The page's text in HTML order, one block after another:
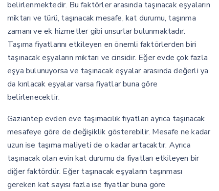
belirlenmektedir. Bu faktörler arasında taşınacak eşyaların
miktarı ve türü, taşınacak mesafe, kat durumu, taşınma
zamanı ve ek hizmetler gibi unsurlar bulunmaktadır.
Taşıma fiyatlarını etkileyen en önemli faktörlerden biri
taşınacak eşyaların miktarı ve cinsidir. Eğer evde çok fazla
eşya bulunuyorsa ve taşınacak eşyalar arasında değerli ya
da kırılacak eşyalar varsa fiyatlar buna göre
belirlenecektir.
Gaziantep evden eve taşımacılık fiyatları ayrıca taşınacak
mesafeye göre de değişiklik gösterebilir. Mesafe ne kadar
uzun ise taşıma maliyeti de o kadar artacaktır. Ayrıca
taşınacak olan evin kat durumu da fiyatları etkileyen bir
diğer faktördür. Eğer taşınacak eşyaların taşınması
gereken kat sayısı fazla ise fiyatlar buna göre